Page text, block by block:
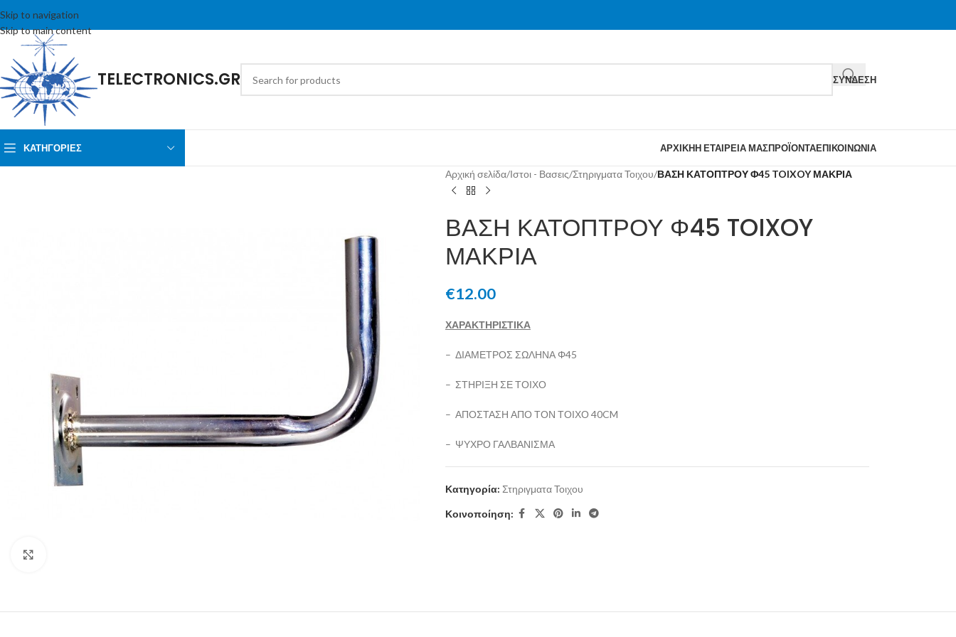
Skip to navigation
Skip to main content
TELECTRONICS.GR ΣΎΝΔΕΣΗ
ΚΑΤΗΓΟΡΙΕΣ ΑΡΧΙΚΉΗ ΕΤΑΙΡΕΊΑ ΜΑΣΠΡΟΪΌΝΤΑΕΠΙΚΟΙΝΩΝΊΑ
Αρχική σελίδα/Ιστοι - Βασεις/Στηριγματα Τοιχου/ΒΑΣΗ ΚΑΤΟΠΤΡΟΥ Φ45 TOIXOY ΜΑΚΡΙΑ
ΒΑΣΗ ΚΑΤΟΠΤΡΟΥ Φ45 TOIXOY
ΜΑΚΡΙΑ
€12.00
ΧΑΡΑΚΤΗΡΙΣΤΙΚΑ
– ΔΙΑΜΕΤΡΟΣ ΣΩΛΗΝΑ Φ45
– ΣΤΗΡΙΞΗ ΣΕ ΤΟΙΧΟ
– ΑΠΟΣΤΑΣΗ ΑΠΟ ΤΟΝ ΤΟΙΧΟ 40CM
– ΨΥΧΡΟ ΓΑΛΒΑΝΙΣΜΑ
Κατηγορία: Στηριγματα Τοιχου
Κοινοποίηση: